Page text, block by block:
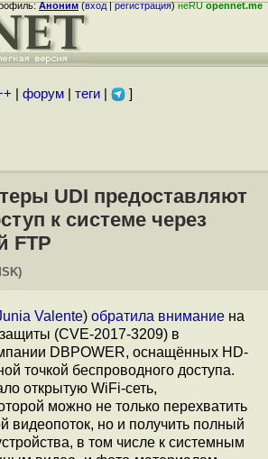
Аноним(вход|регистрация)неRUopennet.me
форум| теги| ]
UDI предоставляют
к системе через
FTP
Valente) обратила внимание на
(CVE-2017-3209) в
DBPOWER, оснащённых HD-
точкой беспроводного доступа.
открытую WiFi-сеть,
можно не только перехватить
видеопоток, но и получить полный
в том числе к системным